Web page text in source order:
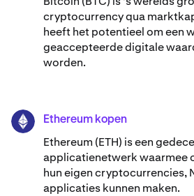
cryptocurrency qua
heeft het potentieel om een
geaccepteerde digitale
worden.
ETH Ethereum kopen
Ethereum (ETH) is een
applicatienetwerk waarmee
hun eigen cryptocurrencies,
applicaties kunnen maken.